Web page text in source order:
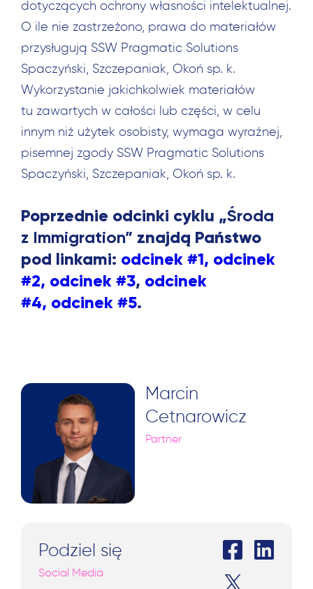
dotyczących ochrony własności intelektualnej.
O ile nie zastrzeżono, prawa do materiałów
przysługują SSW Pragmatic Solutions
Spaczyński, Szczepaniak, Okoń sp. k.
Wykorzystanie jakichkolwiek materiałów
tu zawartych w całości lub części, w celu
innym niż użytek osobisty, wymaga wyraźnej,
pisemnej zgody SSW Pragmatic Solutions
Spaczyński, Szczepaniak, Okoń sp. k.
Poprzednie odcinki cyklu „Środa
z Immigration” znajdą Państwo
pod linkami: odcinek #1, odcinek
#2, odcinek #3, odcinek
#4, odcinek #5.
Marcin
Cetnarowicz
Partner
Podziel się
Social Media